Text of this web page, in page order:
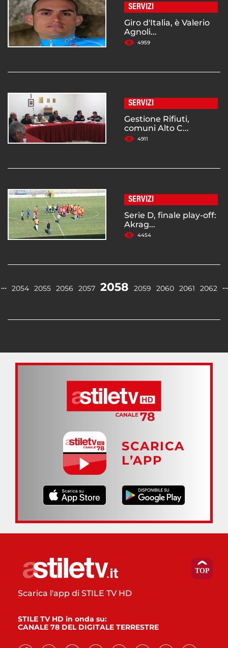
SERVIZI
Giro d'Italia, è Valerio
Agnoli...
4959
SERVIZI
Gestione Rifiuti,
comuni Alto C...
4911
SERVIZI
Serie D, finale play-off:
Akrag...
4454
… 2054 2055 2056 2057 2058 2059 2060 2061 2062 …
SCARICA
L’APP
Scarica l'app di STILE TV HD
STILE TV HD in onda su:
CANALE 78 DEL DIGITALE TERRESTRE